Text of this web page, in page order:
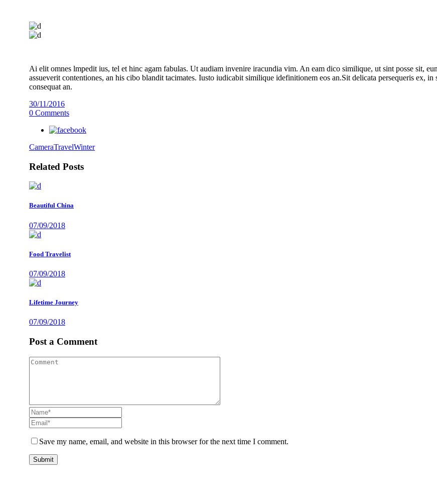
Ai elit omnes lmpedit ius, tel et hinc agam fabulas. Ut audiam invenire iracundia vim. An eam dico similique, ut sint posse sit,
assueverit contentiones, an his cibo blandit tacimates. Iusto iudicabit similique idefinitionem eos an.Sit delicata persequeris ex,
consequat an.
30/11/2016
0 Comments
CameraTravelWinter
Related Posts
Beautiful China
07/09/2018
Food Travelist
07/09/2018
Lifetime Journey
07/09/2018
Post a Comment
Save my name, email, and website in this browser for the next time I comment.